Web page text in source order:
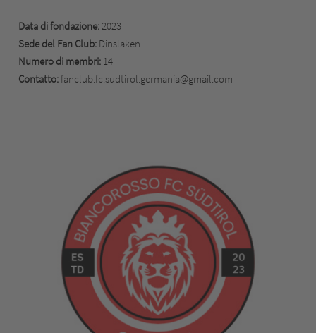
Data di fondazione:2023
Sede del Fan Club: Dinslaken
Numero di membri: 14
Contatto:fanclub.fc.sudtirol.germania@gmail.com